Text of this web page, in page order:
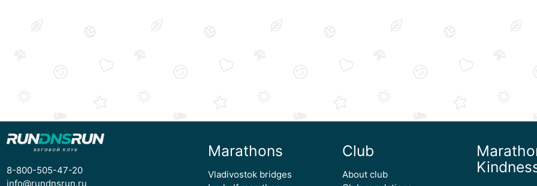
8-800-505-47-20
info@rundnsrun.ru
Marathons
Vladivostok bridges
Club
About club